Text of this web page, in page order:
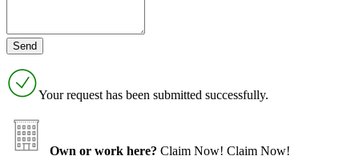
Your request has been submitted successfully.
Own or work here? Claim Now! Claim Now!